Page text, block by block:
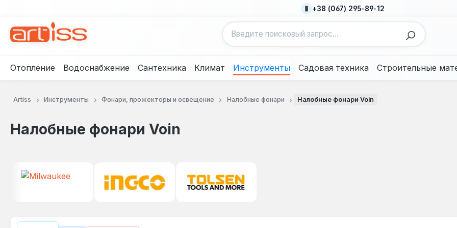
+38 (067) 295-89-12
Отопление Водоснабжение Сантехника Климат Инструменты Садовая техника Строительные
Artiss Инструменты Фонари, прожекторы и освещение Налобные фонари Налобные фонари Voin
Налобные фонари Voin